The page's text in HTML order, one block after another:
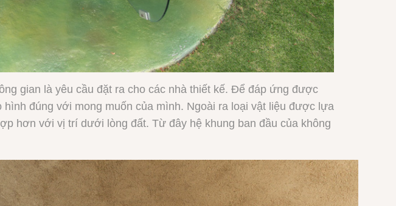
gian là yêu cầu đặt ra cho các nhà thiết kế. Để đáp ứng được
đúng với mong muốn của mình. Ngoài ra loại vật liệu được lựa
hơn với vị trí dưới lòng đất. Từ đây hệ khung ban đầu của không